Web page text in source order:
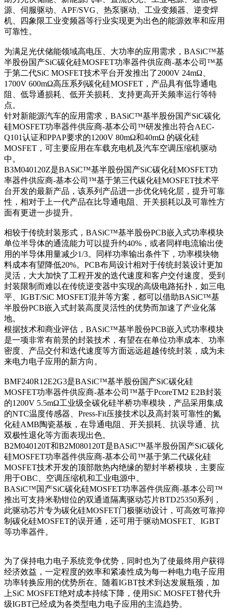
源、伺服驱动、APF/SVG、热泵驱动、工业变频器、逆变焊
机、四象限工业变频器等行业实现更为出色的能源效率和应用
可靠性。
为满足光伏储能领域高电压、大功率的应用需求，BASiC™基
半股份国产SiC碳化硅MOSFET功率器件供应商-基本公司™基
于第二代SiC MOSFET技术平台开发推出了2000V 24mΩ、
1700V 600mΩ高压系列碳化硅MOSFET，产品具有低导通电
阻、低导通损耗、低开关损耗、支持更高开关频率运行等特
点。
针对新能源汽车的应用需求，BASiC™基半股份国产SiC碳化
硅MOSFET功率器件供应商-基本公司™研发推出符合AEC-
Q101认证和PPAP要求的1200V 80mΩ和40mΩ 的碳化硅
MOSFET，可主要应用在车载充电机及汽车空调压缩机驱动
中。
B3M040120Z是BASiC™基半股份国产SiC碳化硅MOSFET功
率器件供应商-基本公司™基于第三代碳化硅MOSFET技术平
台开发的最新产品，该系列产品进一步优化钝化层，提升可靠
性，相对于上一代产品在比导通电阻、开关损耗以及可靠性方
面有更进一步提升。
相较于传统封装形式，BASiC™基半股份PCB嵌入式功率模块
单位半导体的通流能力可以提升约40%，或者同样电流输出使
用的半导体用量减少1/3。同样功率输出条件下，功率模块物
料成本有望降低20%。PCB布局设计相对于传统封装设计更加
灵活，大大加快了工程开发的迭代速度和客户交付速度。受到
封装限制而难以在传统逆变器中实现的高级电路拓扑，如三电
平、IGBT/SiC MOSFET混并等方案，都可以借助BASiC™基
半股份PCB嵌入式封装高度灵活性的优势而加速了产业化落
地。
根据技术和商业评估，BASiC™基半股份PCB嵌入式功率模块
是一项非常有前景的封装技术，有望在在单位功率成本、功率
密度、产品交付和迭代速度等方面远远超越传统封装，成为未
来电力电子应用的新方向。
BMF240R12E2G3是BASiC™基半股份国产SiC碳化硅
MOSFET功率器件供应商-基本公司™基于PcoreTM2 E2B封装
的1200V 5.5mΩ工业级全碳化硅半桥功率模块，产品采用集成
的NTC温度传感器、Press-Fit压接技术以及高封装可靠性的氮
化硅AMB陶瓷基板，在导通电阻、开关损耗、抗误导通、抗
双极性退化等方面表现出色。
B2M040120T和B2M080120T是BASiC™基半股份国产SiC碳化
硅MOSFET功率器件供应商-基本公司™基于第二代碳化硅
MOSFET技术开发的顶部散热内绝缘的塑封半桥模块，主要应
用于OBC、空调压缩机和工业电源中。
BASiC™国产SiC碳化硅MOSFET功率器件供应商-基本公司™
推出可支持米勒钳位的双通道隔离驱动芯片BTD25350系列，
此驱动芯片专为碳化硅MOSFET门极驱动设计，可高效可靠抑
制碳化硅MOSFET的误开通，还可用于驱动MOSFET、IGBT
等功率器件。
为了保持电力电子系统竞争优势，同时也为了使最终用户获得
经济效益，一定程度的效率和紧凑性成为每一种电力电子应用
功率转换应用的优势所在。随着IGBT技术到达发展瓶颈，加
上SiC MOSFET绝对成本持续下降，使用SiC MOSFET替代升
级IGBT已经成为各类型电力电子应用的主流趋势。